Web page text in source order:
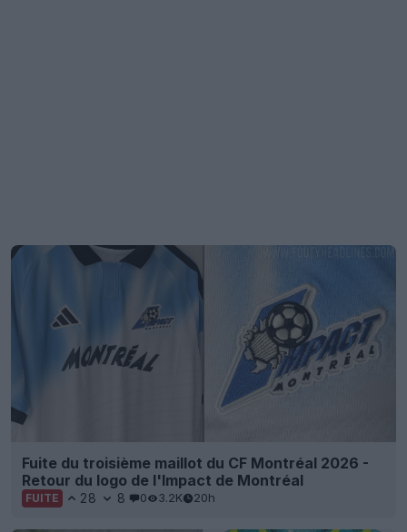
Fuite du troisième maillot du CF Montréal 2026 -
Retour du logo de l'Impact de Montréal
FUITE 28 8 0 3.2K 20h